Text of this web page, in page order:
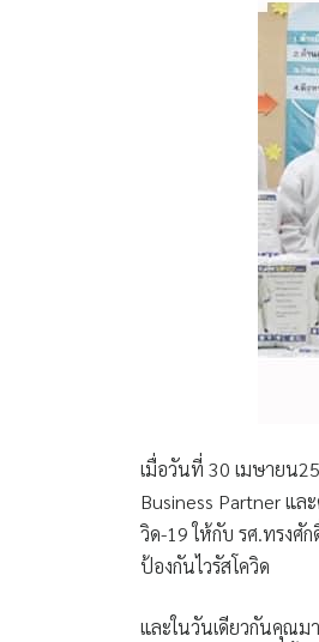
เมื่อวันที่ 30 เมษายน
Business Partner แ
วิด-19 ให้กับ รศ.ทรงศั
ป้องกันไวรัสโควิด
​และในวันเดียวกันคุณม